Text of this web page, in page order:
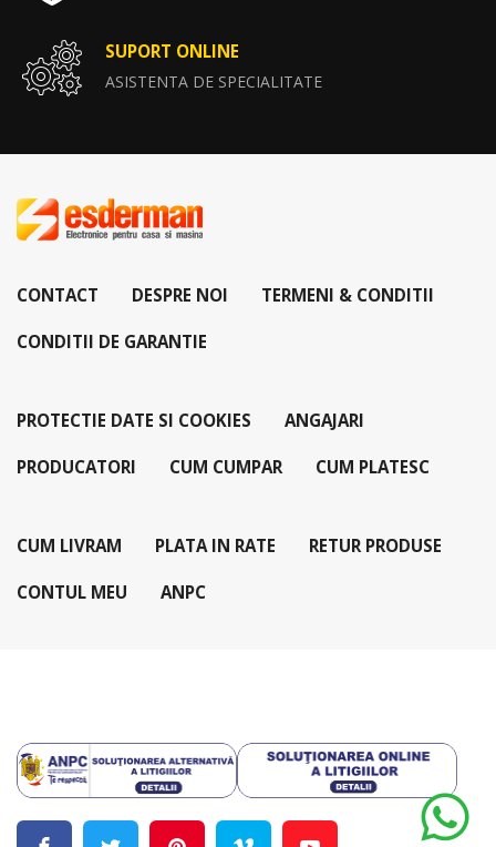
SUPORT ONLINE
ASISTENTA DE SPECIALITATE
CONTACT DESPRE NOI TERMENI & CONDITII
CONDITII DE GARANTIE
PROTECTIE DATE SI COOKIES ANGAJARI
PRODUCATORI CUM CUMPAR CUM PLATESC
CUM LIVRAM PLATA IN RATE RETUR PRODUSE
CONTUL MEU ANPC